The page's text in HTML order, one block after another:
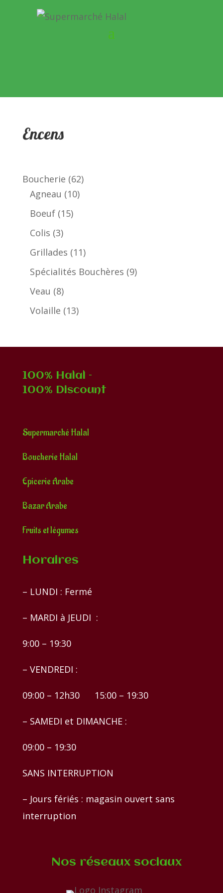
Encens
Boucherie 6262
Agneau 1010
Boeuf 1515
Colis 33
produits
Grillades 1111
produits
Spécialités Bouchères 99
Veau 88
produits
Volaille 1313
100% Halal –
100% Discount
Supermarché Halal
Boucherie Halal
Epicerie Arabe
Bazar Arabe
Fruits et légumes
Horaires
– LUNDI : Fermé
– MARDI à JEUDI :
9:00 – 19:30
– VENDREDI :
09:00 – 12h30 15:00 – 19:30
– SAMEDI et DIMANCHE :
09:00 – 19:30
SANS INTERRUPTION
– Jours fériés : magasin ouvert sans
interruption
Nos réseaux sociaux